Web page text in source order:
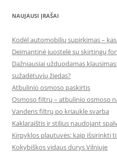
NAUJAUSI ĮRAŠAI
Kodėl automobilių supirkimas –
Deimantinė juostelė su skirtingų
Dažniausiai užduodamas
sužadėtuvių žiedas?
Atbulinio osmoso paskirtis
Osmoso filtrų – atbulinio osmoso
Vandens filtrų po kriaukle svarba
Kaklaraištis ir stilius naudojant
Kirpyklos plautuvės: kaip išsirinkti
Kokybiškos vidaus durys Vilniuje